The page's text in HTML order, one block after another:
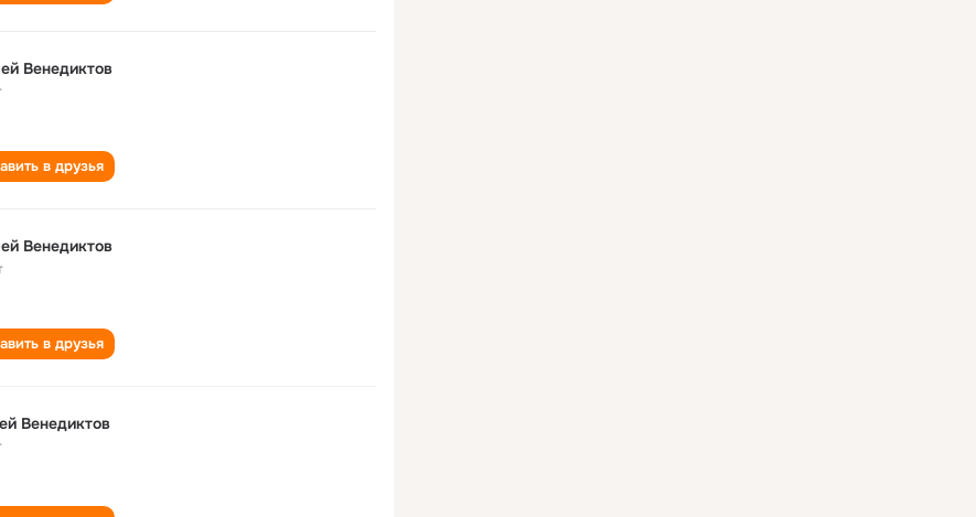
Андрей Венедиктов
в друзья
Венедиктов
в друзья
Венедиктов